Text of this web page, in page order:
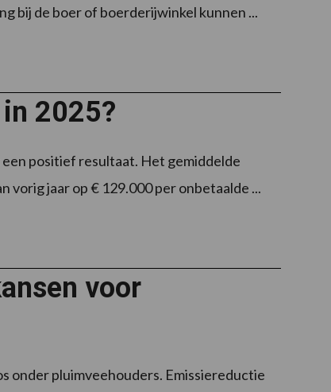
bij de boer of boerderijwinkel kunnen ...
2025?
positief resultaat. Het gemiddelde
vorig jaar op € 129.000 per onbetaalde ...
voor
onder pluimveehouders. Emissiereductie